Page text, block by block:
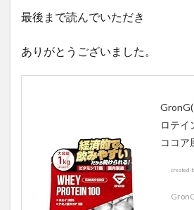
最後まで読んでいただき
ありがとうございました。
ロテイ
ココア
created